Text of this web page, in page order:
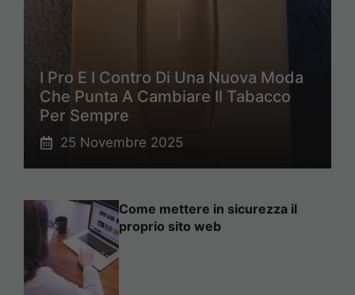
I Pro E I Contro Di Una Nuova Moda
Che Punta A Cambiare Il Tabacco
Per Sempre
25 Novembre 2025
Come mettere in sicurezza il
proprio sito web